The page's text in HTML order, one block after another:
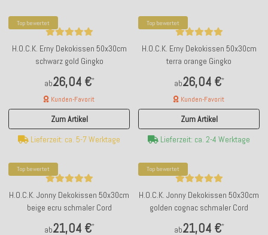
Top bewertet
H.O.C.K. Erny Dekokissen 50x30cm
schwarz gold Gingko
ab26,04 €*
Kunden-Favorit
Zum Artikel
Lieferzeit: ca. 5-7 Werktage
Top bewertet
H.O.C.K. Erny Dekokissen 50x30cm
terra orange Gingko
ab26,04 €*
Kunden-Favorit
Zum Artikel
Lieferzeit: ca. 2-4 Werktage
Top bewertet
H.O.C.K. Jonny Dekokissen 50x30cm
beige ecru schmaler Cord
ab21,04 €*
Top bewertet
H.O.C.K. Jonny Dekokissen 50x30cm
golden cognac schmaler Cord
ab21,04 €*